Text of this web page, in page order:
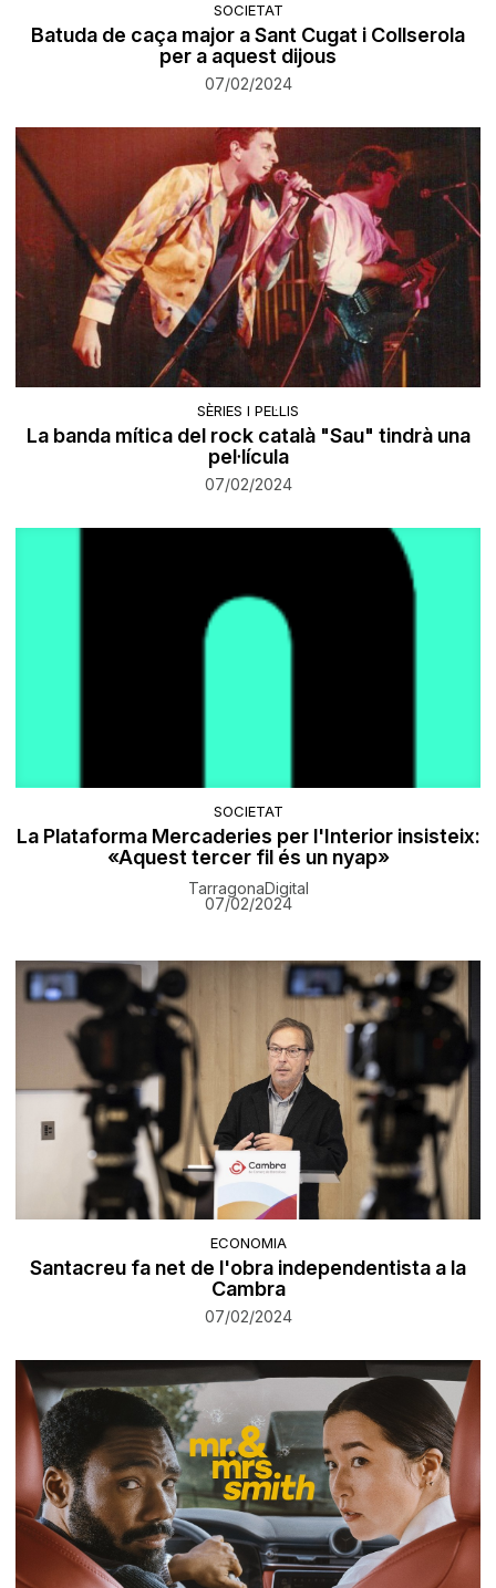
SOCIETAT
Batuda de caça major a Sant Cugat i Collserola
per a aquest dijous
07/02/2024
SÈRIES I PEL·LIS
La banda mítica del rock català "Sau" tindrà una
pel·lícula
07/02/2024
SOCIETAT
La Plataforma Mercaderies per l'Interior insisteix:
«Aquest tercer fil és un nyap»
TarragonaDigital
07/02/2024
ECONOMIA
Santacreu fa net de l'obra independentista a la
Cambra
07/02/2024